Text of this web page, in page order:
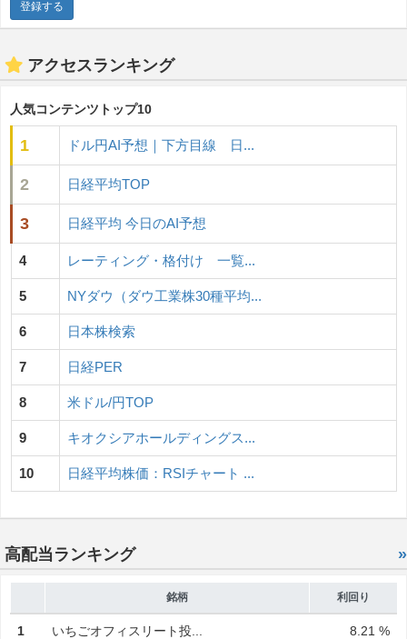
アクセスランキング
人気コンテンツトップ10
1 ドル円AI予想｜下方目線 日...
2 日経平均TOP
3 日経平均 今日のAI予想
4 レーティング・格付け 一覧...
5 NYダウ（ダウ工業株30種平均...
6 日本株検索
7 日経PER
8 米ドル/円TOP
9 キオクシアホールディングス...
10 日経平均株価：RSIチャート ...
高配当ランキング »
銘柄 利回り
1 いちごオフィスリート投... 8.21 %